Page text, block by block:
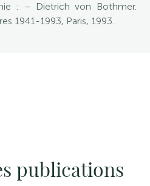
: – Dietrich von Bothmer.
1941-1993, Paris, 1993.
publications